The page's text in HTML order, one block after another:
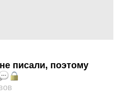
писали, поэтому